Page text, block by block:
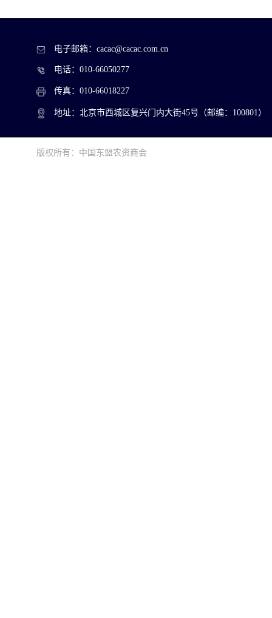
电子邮箱：cacac@cacac.com.cn
电话：010-66050277
传真：010-66018227
地址：北京市西城区复兴门内大街45号（邮编：100801）
版权所有：中国东盟农资商会